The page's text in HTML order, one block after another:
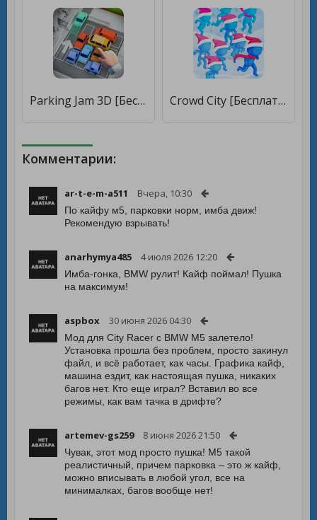
Parking Jam 3D [Бесплатные покупки] Crowd City [Бесплатные покупки]
Комментарии:
ar-t-e-m-a511 Вчера, 10:30
По кайфу м5, парковки норм, имба движ!
Рекомендую взрывать!
anarhymya485 4 июля 2026 12:20
Имба-гонка, BMW рулит! Кайф поймал! Пушка
на максимум!
aspbox 30 июня 2026 04:30
Мод для City Racer с BMW M5 залетело!
Установка прошла без проблем, просто закинул
файл, и всё работает, как часы. Графика кайф,
машина ездит, как настоящая пушка, никаких
багов нет. Кто еще играл? Вставил во все
режимы, как вам тачка в дрифте?
artemev-gs259 8 июня 2026 21:50
Чувак, этот мод просто пушка! М5 такой
реалистичный, причем парковка – это ж кайф,
можно вписывать в любой угол, все на
минималках, багов вообще нет!